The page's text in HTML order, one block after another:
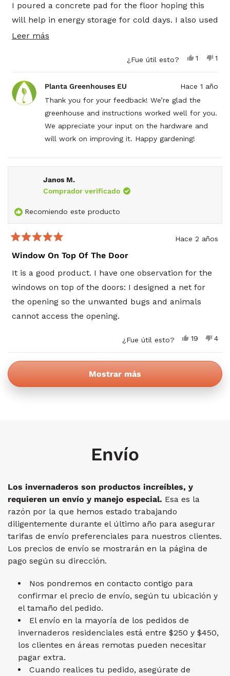
I poured a concrete pad for the floor hoping this
will help in energy storage for cold days. I also used
a double 2 x 6 treated plate that bolted to the
inches. The bolt packs were short on the long bolts
hardware store. That is the one thing I wish would
improve, the bolts and nuts are a lesser quality
than the structure. The metal is soft and were
partially rusted right out of the boxes. The softer
run a bolt through the layers.
Leer más
¿Fue útil esto?
Sí,
reseña
D.
T.
útil.
1
votó
No,
D.
fue
1
Planta Greenhouses EU
Hace 1 año
Thank you for your feedback! We’re glad the
greenhouse and instructions worked well for you.
We appreciate your input on the hardware and
will work on improving it. Happy gardening!
Janos M.
Comprador verificado
Recomiendo este producto
5
5
estrellas
Hace 2 años
Window On Top Of The Door
It is a good product. I have one observation for the
windows on top of the doors: I designed a net for
the opening so the unwanted bugs and animals
cannot access the opening.
¿Fue útil esto?
Sí,
reseña
de
fue
19
votaron
sí
No,
de
M.
no
4
no
Cargando...
Mostrar más
Envío
Los invernaderos son productos increíbles, y
requieren un envío y manejo especial. Esa es la
razón por la que hemos estado trabajando
diligentemente durante el último año para asegurar
tarifas de envío preferenciales para nuestros clientes.
Los precios de envío se mostrarán en la página de
pago según su dirección.
Nos pondremos en contacto contigo para
confirmar el precio de envío, según tu ubicación y
el tamaño del pedido.
El envío en la mayoría de los pedidos de
invernaderos residenciales está entre $250 y $450,
los clientes en áreas remotas pueden necesitar
pagar extra.
Cuando realices tu pedido, asegúrate de